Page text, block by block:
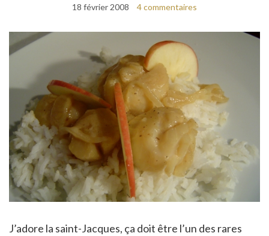
18 février 2008 4 commentaires
J’adore la saint-Jacques, ça doit être l’un des rares